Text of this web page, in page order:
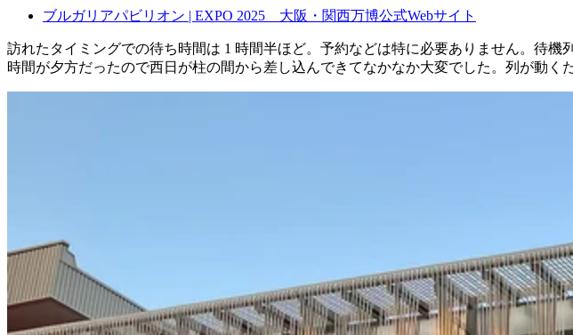
ブルガリアパビリオン | EXPO 2025 大阪・関西万博公式Webサイト
訪れたタイミングでの待ち時間は 1 時間半ほど。予約などは特に必要ありません。待
時間が夕方だったので西日が柱の間から差し込んできてなかなか大変でした。列が動